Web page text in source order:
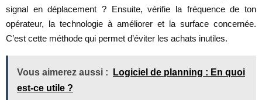
signal en déplacement ? Ensuite, vérifie la fréquence de ton
opérateur, la technologie à améliorer et la surface concernée.
C’est cette méthode qui permet d’éviter les achats inutiles.
Vous aimerez aussi :
Logiciel de planning : En quoi
est-ce utile ?